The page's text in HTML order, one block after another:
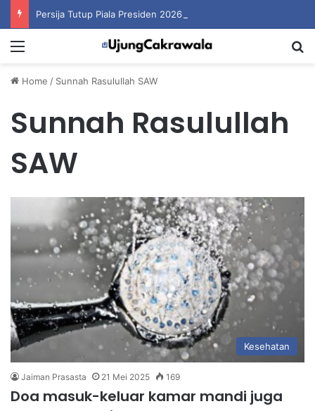
Home / Sunnah Rasulullah SAW
Sunnah Rasulullah
SAW
Kesehatan
Jaiman Prasasta 21 Mei 2025 169
Doa masuk-keluar kamar mandi juga